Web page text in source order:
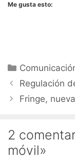
Me gusta esto:
Categorías
Regulación
Fringe,
2
móvil»